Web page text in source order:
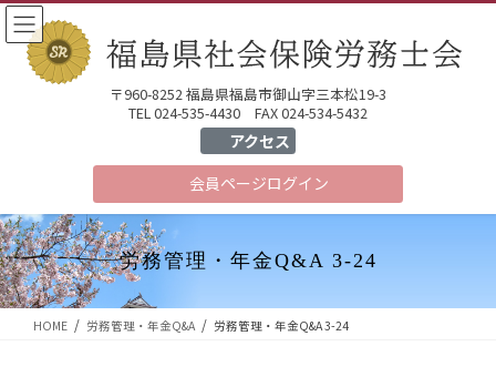
コ
ン
ッ
プ
ナ
ビ
移
動
〒960-8252 福島県福島市御山字三本松19-3
TEL 024-535-4430 FAX 024-534-5432
アクセス
会員ページログイン
労務管理・年金Q&A 3-24
HOME 労務管理・年金Q&A 労務管理・年金Q&A 3-24